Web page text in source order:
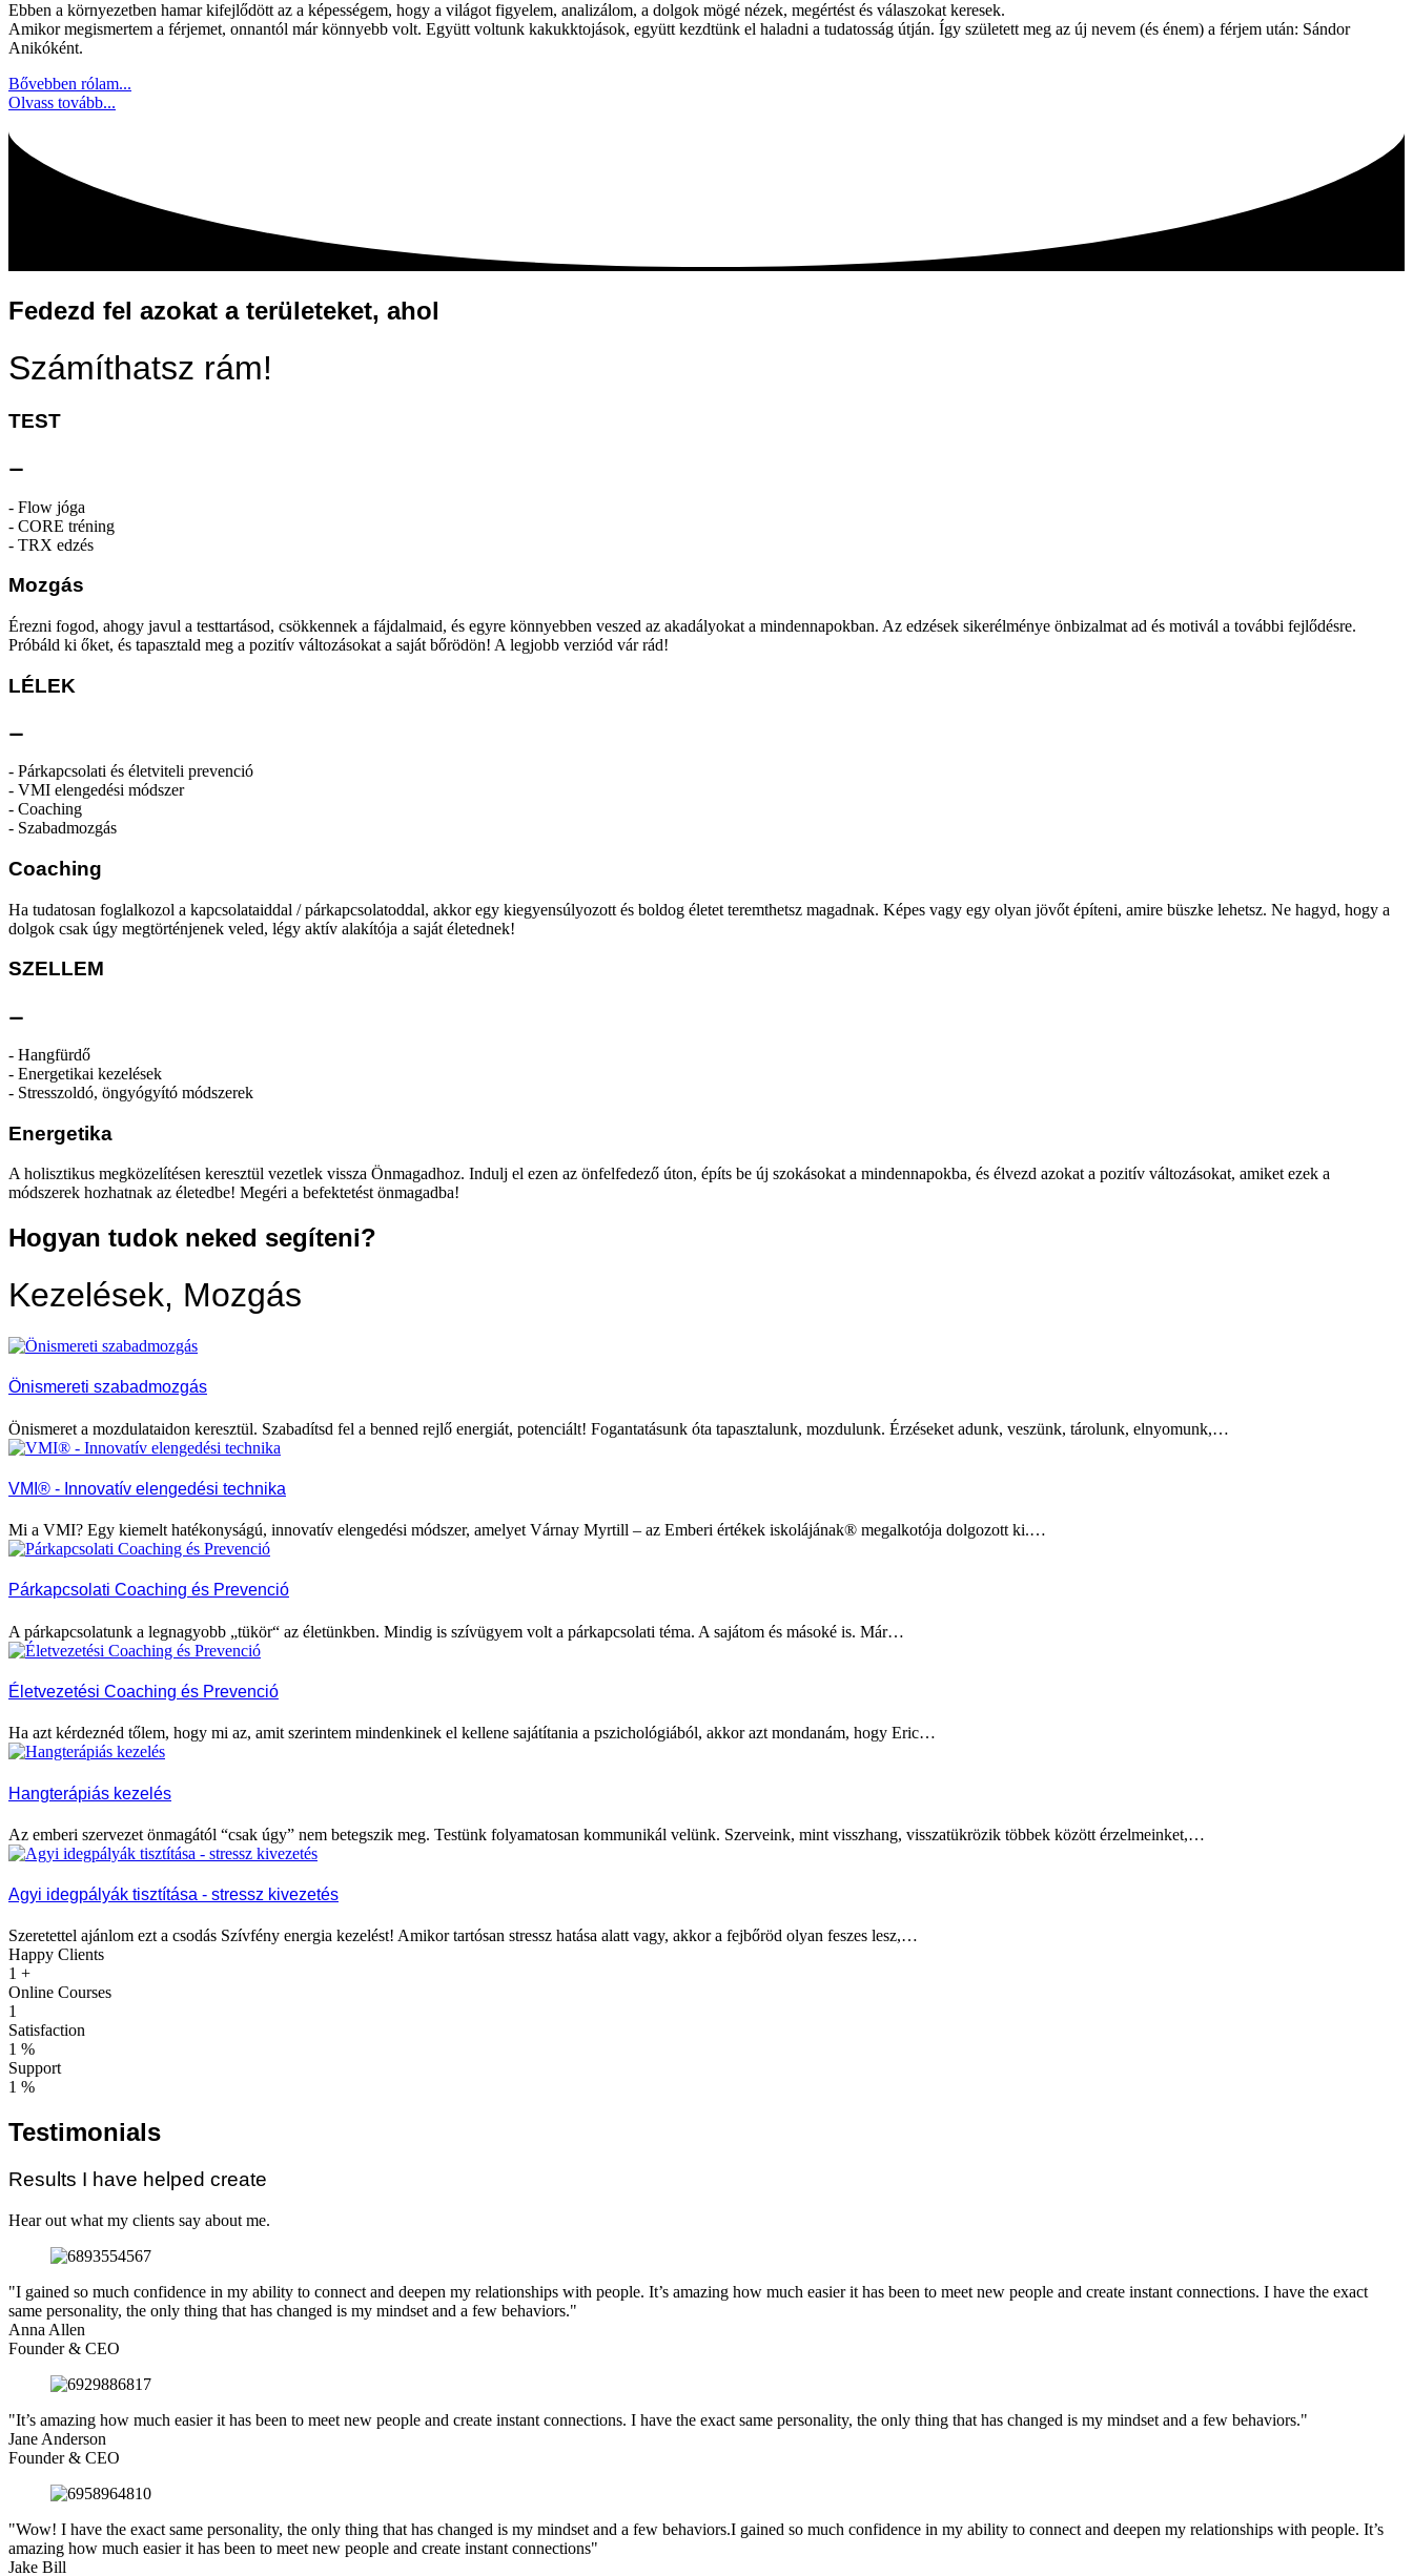
Ebben a környezetben hamar kifejlődött az a képességem, hogy a világot figyelem, analizálom, a dolgok mögé nézek, megértést és válaszokat keresek.
Amikor megismertem a férjemet, onnantól már könnyebb volt. Együtt voltunk kakukktojások, együtt kezdtünk el haladni a tudatosság útján. Így született meg az új nevem (és énem) a férjem után: Sándor
Anikóként.
Bővebben rólam...
Olvass tovább...
Fedezd fel azokat a területeket, ahol
Számíthatsz rám!
TEST
⚊
- Flow jóga
- CORE tréning
- TRX edzés
Mozgás
Érezni fogod, ahogy javul a testtartásod, csökkennek a fájdalmaid, és egyre könnyebben veszed az akadályokat a mindennapokban. Az edzések sikerélménye önbizalmat ad és motivál a további fejlődésre.
Próbáld ki őket, és tapasztald meg a pozitív változásokat a saját bőrödön! A legjobb verziód vár rád!
LÉLEK
⚊
- Párkapcsolati és életviteli prevenció
- VMI elengedési módszer
- Coaching
- Szabadmozgás
Coaching
Ha tudatosan foglalkozol a kapcsolataiddal / párkapcsolatoddal, akkor egy kiegyensúlyozott és boldog életet teremthetsz magadnak. Képes vagy egy olyan jövőt építeni, amire büszke lehetsz. Ne hagyd, hogy a
dolgok csak úgy megtörténjenek veled, légy aktív alakítója a saját életednek!
SZELLEM
⚊
- Hangfürdő
- Energetikai kezelések
- Stresszoldó, öngyógyító módszerek
Energetika
A holisztikus megközelítésen keresztül vezetlek vissza Önmagadhoz. Indulj el ezen az önfelfedező úton, építs be új szokásokat a mindennapokba, és élvezd azokat a pozitív változásokat, amiket ezek a
módszerek hozhatnak az életedbe! Megéri a befektetést önmagadba!
Hogyan tudok neked segíteni?
Kezelések, Mozgás
Önismereti szabadmozgás
Önismeret a mozdulataidon keresztül. Szabadítsd fel a benned rejlő energiát, potenciált! Fogantatásunk óta tapasztalunk, mozdulunk. Érzéseket adunk, veszünk, tárolunk, elnyomunk,…
VMI® - Innovatív elengedési technika
Mi a VMI? Egy kiemelt hatékonyságú, innovatív elengedési módszer, amelyet Várnay Myrtill – az Emberi értékek iskolájának® megalkotója dolgozott ki.…
Párkapcsolati Coaching és Prevenció
A párkapcsolatunk a legnagyobb „tükör“ az életünkben. Mindig is szívügyem volt a párkapcsolati téma. A sajátom és másoké is. Már…
Életvezetési Coaching és Prevenció
Ha azt kérdeznéd tőlem, hogy mi az, amit szerintem mindenkinek el kellene sajátítania a pszichológiából, akkor azt mondanám, hogy Eric…
Hangterápiás kezelés
Az emberi szervezet önmagától “csak úgy” nem betegszik meg. Testünk folyamatosan kommunikál velünk. Szerveink, mint visszhang, visszatükrözik többek között érzelmeinket,…
Agyi idegpályák tisztítása - stressz kivezetés
Szeretettel ajánlom ezt a csodás Szívfény energia kezelést! Amikor tartósan stressz hatása alatt vagy, akkor a fejbőröd olyan feszes lesz,…
Happy Clients
1 +
Online Courses
1
Satisfaction
1 %
Support
1 %
Testimonials
Results I have helped create
Hear out what my clients say about me.
"I gained so much confidence in my ability to connect and deepen my relationships with people. It’s amazing how much easier it has been to meet new people and create instant connections. I have the exact
same personality, the only thing that has changed is my mindset and a few behaviors."
Anna Allen
Founder & CEO
"It’s amazing how much easier it has been to meet new people and create instant connections. I have the exact same personality, the only thing that has changed is my mindset and a few behaviors."
Jane Anderson
Founder & CEO
"Wow! I have the exact same personality, the only thing that has changed is my mindset and a few behaviors.I gained so much confidence in my ability to connect and deepen my relationships with people. It’s
amazing how much easier it has been to meet new people and create instant connections"
Jake Bill